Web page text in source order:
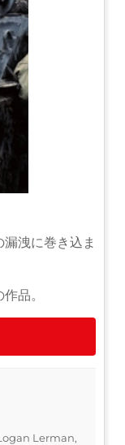
洩に巻き込ま
品。
Lerman,